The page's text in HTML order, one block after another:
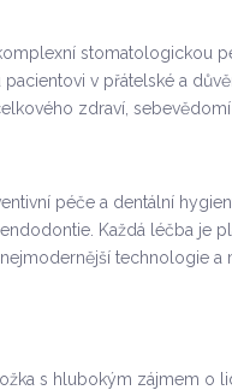
stomatologickou
v přátelské a
zdraví, sebevědomí
péče a dentální
Každá léčba je
technologie a
s hlubokým zájmem o